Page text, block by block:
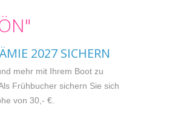
2027 SICHERN
mehr mit Ihrem Boot zu
Frühbucher sichern Sie sich
von 30,- €.